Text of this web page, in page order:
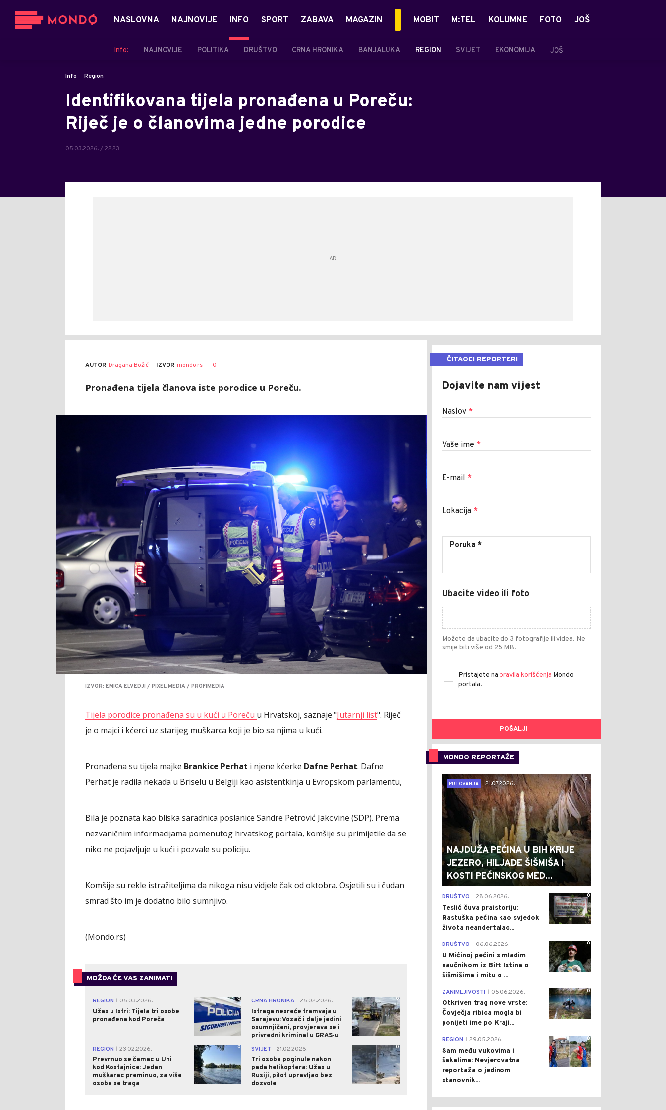
NASLOVNA NAJNOVIJE INFO
Info: NAJNOVIJE POLITIKA DRUŠTVO CRNA HRONIKA BANJALUKA REGION SVIJET EKONOMIJA JOŠ
SPORT ZABAVA MAGAZIN MOBIT M:TEL KOLUMNE FOTO JOŠ
Info Region
Identifikovana tijela pronađena u Poreču:
Riječ je o članovima jedne porodice
05.03.2026. / 22:23
AUTOR Dragana Božić IZVOR mondo.rs 0
Pronađena tijela članova iste porodice u Poreču.
IZVOR: EMICA ELVEDJI / PIXEL MEDIA / PROFIMEDIA
Tijela porodice pronađena su u kući u Poreču u Hrvatskoj, saznaje "Jutarnji list". Riječ
je o majci i kćerci uz starijeg muškarca koji je bio sa njima u kući.
Pronađena su tijela majke Brankice Perhat i njene kćerke Dafne Perhat. Dafne
Perhat je radila nekada u Briselu u Belgiji kao asistentkinja u Evropskom parlamentu,
Bila je poznata kao bliska saradnica poslanice Sandre Petrović Jakovine (SDP). Prema
nezvaničnim informacijama pomenutog hrvatskog portala, komšije su primijetile da se
niko ne pojavljuje u kući i pozvale su policiju.
Komšije su rekle istražiteljima da nikoga nisu vidjele čak od oktobra. Osjetili su i čudan
smrad što im je dodatno bilo sumnjivo.
(Mondo.rs)
MOŽDA ĆE VAS ZANIMATI
REGION
05.03.2026.
Užas u Istri: Tijela tri osobe
pronađena kod Poreča
0 CRNA HRONIKA
25.02.2026.
Istraga nesreće tramvaja u
Sarajevu: Vozač i dalje jedini
osumnjičeni, provjerava se i
privredni kriminal u GRAS-u
0
REGION
23.02.2026.
Prevrnuo se čamac u Uni
kod Kostajnice: Jedan
muškarac preminuo, za više
osoba se traga
0 SVIJET
21.02.2026.
Tri osobe poginule nakon
pada helikoptera: Užas u
Rusiji, pilot upravljao bez
dozvole
0
ČITAOCI REPORTERI
Dojavite nam vijest
Naslov *
Vaše ime *
E-mail *
Lokacija *
Ubacite video ili foto
Možete da ubacite do 3 fotografije ili videa. Ne
smije biti više od 25 MB.
Pristajete na pravila korišćenja Mondo
portala.
POŠALJI
MONDO REPORTAŽE
0
PUTOVANJA
21.07.2026.
NAJDUŽA PEĆINA U BIH KRIJE
JEZERO, HILJADE ŠIŠMIŠA I
KOSTI PEĆINSKOG MED...
0
DRUŠTVO 28.06.2026.
Teslić čuva praistoriju:
Rastuška pećina kao svjedok
života neandertalac...
0
DRUŠTVO 06.06.2026.
U Mićinoj pećini s mladim
naučnikom iz BiH: Istina o
šišmišima i mitu o ...
0
ZANIMLJIVOSTI 05.06.2026.
Otkriven trag nove vrste:
Čovječja ribica mogla bi
ponijeti ime po Kraji...
0
REGION 29.05.2026.
Sam među vukovima i
šakalima: Nevjerovatna
reportaža o jedinom
stanovnik...